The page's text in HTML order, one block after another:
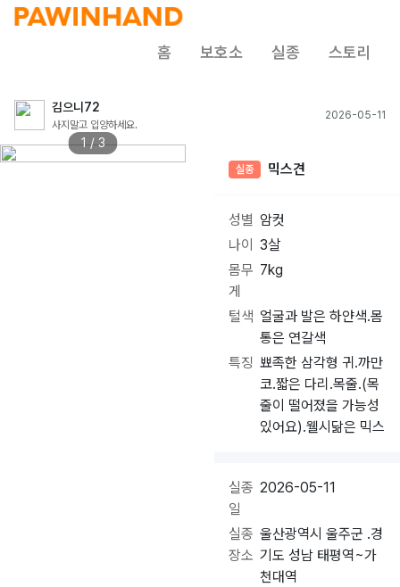
홈 보호소 실종 스토리
김으니72
사지말고 입양하세요.
2026-05-11
1 / 3
실종 믹스견
성별 암컷
나이
3살
몸무
게
7kg
털색 얼굴과 발은 하얀색.몸
통은 연갈색
특징 뾰족한 삼각형 귀.까만
코.짧은 다리.목줄.(목
줄이 떨어졌을 가능성
있어요).웰시닮은 믹스
실종
일
2026-05-11
실종
장소
울산광역시 울주군 .경
기도 성남 태평역~가
천대역